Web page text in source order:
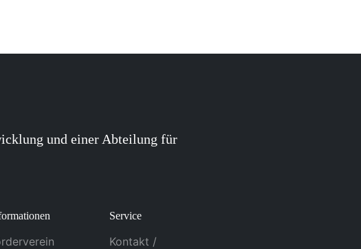
und einer Abteilung für
Service
Kontakt /